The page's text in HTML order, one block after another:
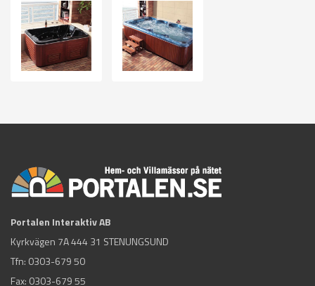
Portalen Interaktiv AB
Kyrkvägen 7A 444 31 STENUNGSUND
Tfn: 0303-679 50
Fax: 0303-679 55